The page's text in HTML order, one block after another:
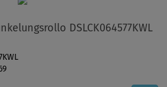
DSLCK064577KWL